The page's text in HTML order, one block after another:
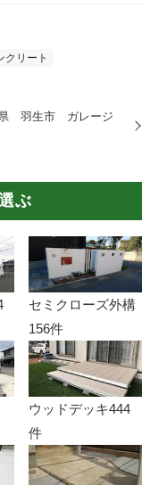
クリート
羽生市 ガレージ
ぶ
セミクローズ外構
156件
ウッドデッキ444
件